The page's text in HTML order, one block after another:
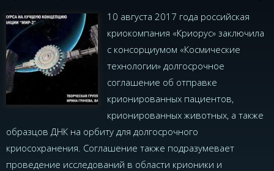
10 августа 2017 года российская
криокомпания «Криорус» заключила
с консорциумом «Космические
технологии» долгосрочное
соглашение об отправке
крионированных пациентов,
крионированных животных, а также
образцов ДНК на орбиту для долгосрочного
криосохранения. Соглашение также подразумевает
проведение исследований в области крионики и